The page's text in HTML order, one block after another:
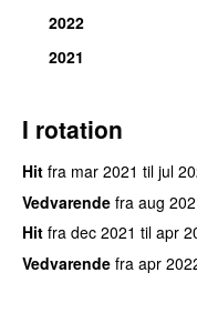
2022
2021
I rotation
Hit fra mar 2021 til jul
Vedvarende fra aug
Hit fra dec 2021 til apr
Vedvarende fra apr